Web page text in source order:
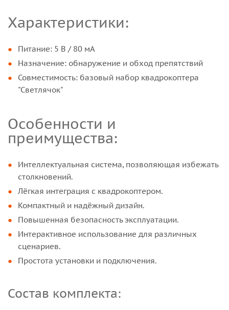
Характеристики:
Питание: 5 В / 80 мА
Назначение: обнаружение и обход препятствий
Совместимость: базовый набор квадрокоптера
"Светлячок"
Особенности и
преимущества:
Интеллектуальная система, позволяющая избежать
столкновений.
Лёгкая интеграция с квадрокоптером.
Компактный и надёжный дизайн.
Повышенная безопасность эксплуатации.
Интерактивное использование для различных
сценариев.
Простота установки и подключения.
Состав комплекта: